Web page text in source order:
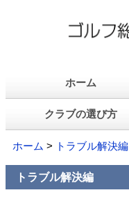
ホーム
クラブの選び方
ホーム > トラブル解決編
トラブル解決編